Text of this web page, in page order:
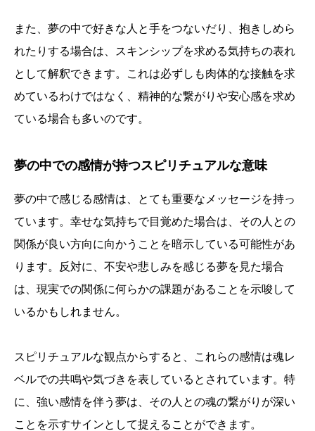
また、夢の中で好きな人と手をつないだり、抱きしめら
れたりする場合は、スキンシップを求める気持ちの表れ
として解釈できます。これは必ずしも肉体的な接触を求
めているわけではなく、精神的な繋がりや安心感を求め
ている場合も多いのです。
夢の中での感情が持つスピリチュアルな意味
夢の中で感じる感情は、とても重要なメッセージを持っ
ています。幸せな気持ちで目覚めた場合は、その人との
関係が良い方向に向かうことを暗示している可能性があ
ります。反対に、不安や悲しみを感じる夢を見た場合
は、現実での関係に何らかの課題があることを示唆して
いるかもしれません。
スピリチュアルな観点からすると、これらの感情は魂レ
ベルでの共鳴や気づきを表しているとされています。特
に、強い感情を伴う夢は、その人との魂の繋がりが深い
ことを示すサインとして捉えることができます。